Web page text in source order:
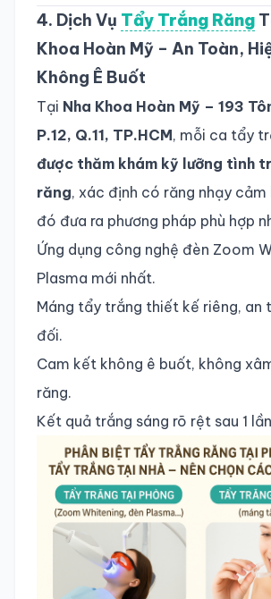
4. Dịch Vụ Tẩy Trắng Răng
Khoa Hoàn Mỹ – An Toàn,
Không Ê Buốt
Tại Nha Khoa Hoàn Mỹ – 193
P.12, Q.11, TP.HCM, mỗi ca tẩy
được thăm khám kỹ lưỡng tình
răng, xác định có răng nhạy
đó đưa ra phương pháp phù hợp
Ứng dụng công nghệ đèn Zoom
Plasma mới nhất.
Máng tẩy trắng thiết kế riêng, an
đối.
Cam kết không ê buốt, không
răng.
Kết quả trắng sáng rõ rệt sau 1